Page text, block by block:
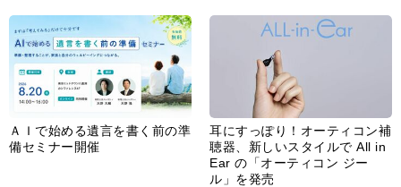
ＡＩで始める遺言を書く前の準
備セミナー開催
耳にすっぽり！オーティコン補
聴器、新しいスタイルで All in
Ear の「オーティコン ジー
ル」を発売